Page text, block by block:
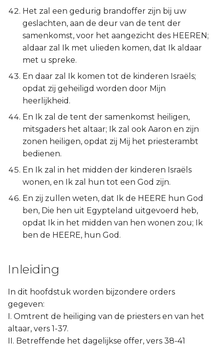
Het zal een gedurig brandoffer zijn bij uw
geslachten, aan de deur van de tent der
samenkomst, voor het aangezicht des HEEREN;
aldaar zal Ik met ulieden komen, dat Ik aldaar
met u spreke.
En daar zal Ik komen tot de kinderen Israëls;
opdat zij geheiligd worden door Mijn
heerlijkheid.
En Ik zal de tent der samenkomst heiligen,
mitsgaders het altaar; Ik zal ook Aaron en zijn
zonen heiligen, opdat zij Mij het priesterambt
bedienen.
En Ik zal in het midden der kinderen Israëls
wonen, en Ik zal hun tot een God zijn.
En zij zullen weten, dat Ik de HEERE hun God
ben, Die hen uit Egypteland uitgevoerd heb,
opdat Ik in het midden van hen wonen zou; Ik
ben de HEERE, hun God.
Inleiding
In dit hoofdstuk worden bijzondere orders
gegeven:
I. Omtrent de heiliging van de priesters en van het
altaar, vers 1-37.
II. Betreffende het dagelijkse offer, vers 38-41